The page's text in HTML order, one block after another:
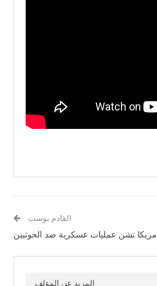
القادم بوست
أمريكا تشن عمليات عسكرية ضد الحوثيين
المزيد عن المؤلف